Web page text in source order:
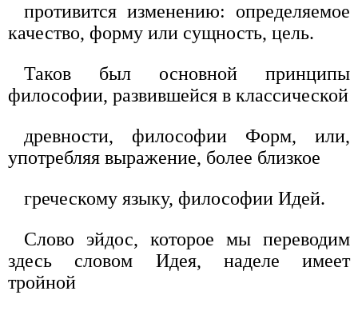
противится изменению: определяемое
качество, форму или сущность, цель.
Таков был основной принципы
философии, развившейся в классической
древности, философии Форм, или,
употребляя выражение, более близкое
греческому языку, философии Идей.
Слово эйдос, которое мы переводим
здесь словом Идея, наделе имеет
тройной